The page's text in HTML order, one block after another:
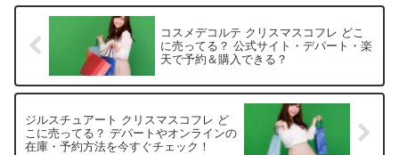
コスメデコルテ クリスマスコフレ どこ
に売ってる？ 公式サイト・デパート・楽
天で予約＆購入できる？
ジルスチュアート クリスマスコフレ ど
こに売ってる？ デパートやオンラインの
在庫・予約方法を今すぐチェック！